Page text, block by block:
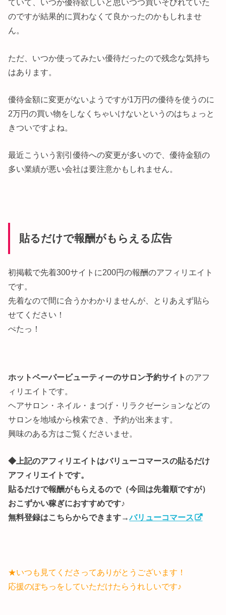
ていて、いつか優待欲しいと思いつつ買いそびれていた
のですが結果的に買わなくて良かったのかもしれませ
ん。
ただ、いつか使ってみたい優待だったので残念な気持ち
はあります。
優待金額に変更がないようですが1万円の優待を使うのに
2万円の買い物をしなくちゃいけないというのはちょっと
きついですよね。
最近こういう割引優待への変更が多いので、優待金額の
多い業績が悪い会社は要注意かもしれません。
貼るだけで報酬がもらえる広告
初掲載で先着300サイトに200円の報酬のアフィリエイト
です。
先着なので間に合うかわかりませんが、とりあえず貼ら
せてください！
ぺたっ！
ホットペーパービューティーのサロン予約サイトのアフ
ィリエイトです。
ヘアサロン・ネイル・まつげ・リラクゼーションなどの
サロンを地域から検索でき、予約が出来ます。
興味のある方はご覧くださいませ。
◆上記のアフィリエイトはバリューコマースの貼るだけ
アフィリエイトです。
貼るだけで報酬がもらえるので（今回は先着順ですが）
おこずかい稼ぎにおすすめです♪
無料登録はこちらからできます→バリューコマース
★いつも見てくださってありがとうございます！
応援のぽちっをしていただけたらうれしいです♪